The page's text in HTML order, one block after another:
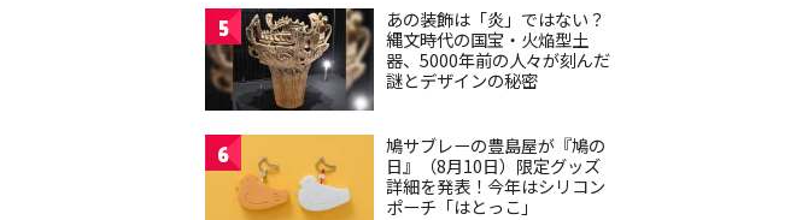
5
あの装飾は「炎」ではない？
縄文時代の国宝・火焔型土
器、5000年前の人々が刻んだ
謎とデザインの秘密
6
鳩サブレーの豊島屋が『鳩の
日』（8月10日）限定グッズ
詳細を発表！今年はシリコン
ポーチ「はとっこ」